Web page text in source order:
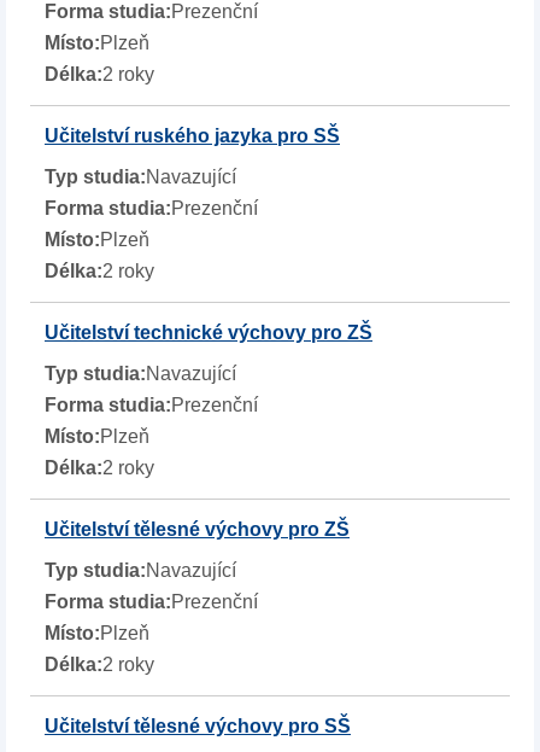
Prezenční
Plzeň
2 roky
Učitelství ruského jazyka pro SŠ
Navazující
Prezenční
Plzeň
2 roky
Učitelství technické výchovy pro ZŠ
Navazující
Prezenční
Plzeň
2 roky
Učitelství tělesné výchovy pro ZŠ
Navazující
Prezenční
Plzeň
2 roky
Učitelství tělesné výchovy pro SŠ